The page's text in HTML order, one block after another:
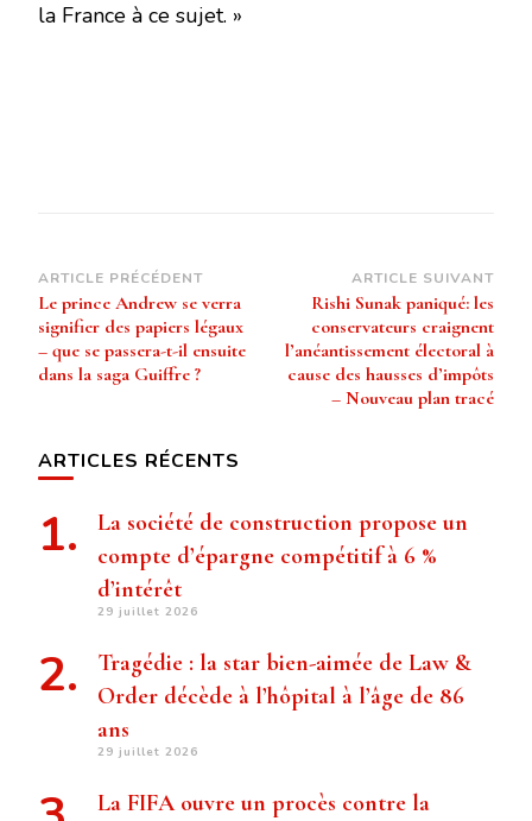
la France à ce sujet. »
Navigation
d’article
ARTICLE PRÉCÉDENT
Le prince Andrew se verra
signifier des papiers légaux
– que se passera-t-il ensuite
dans la saga Guiffre ?
ARTICLE SUIVANT
Rishi Sunak paniqué: les
conservateurs craignent
l’anéantissement électoral à
cause des hausses d’impôts
– Nouveau plan tracé
ARTICLES RÉCENTS
La société de construction propose un
compte d’épargne compétitif à 6 %
d’intérêt
29 juillet 2026
Tragédie : la star bien-aimée de Law &
Order décède à l’hôpital à l’âge de 86
ans
29 juillet 2026
La FIFA ouvre un procès contre la